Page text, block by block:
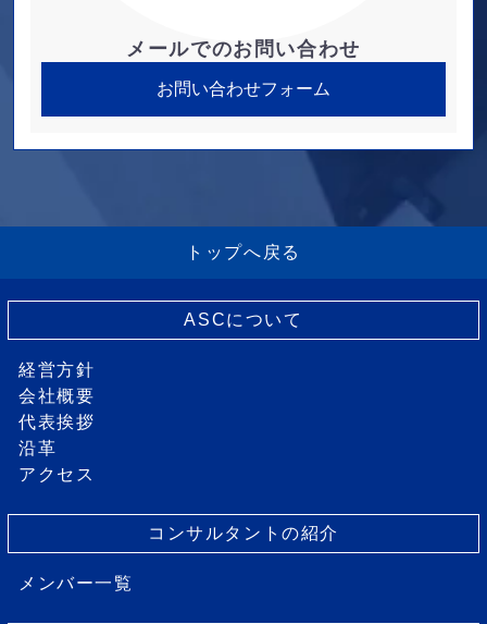
メールでのお問い合わせ
お問い合わせフォーム
トップへ戻る
ASCについて
経営方針
会社概要
代表挨拶
沿革
アクセス
コンサルタントの紹介
メンバー一覧